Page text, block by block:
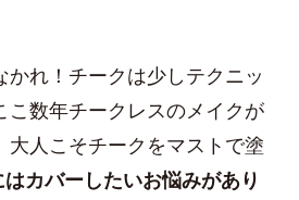
かれ！チークは少しテクニッ
こ数年チークレスのメイクが
大人こそチークをマストで塗
カバーしたいお悩みがあり